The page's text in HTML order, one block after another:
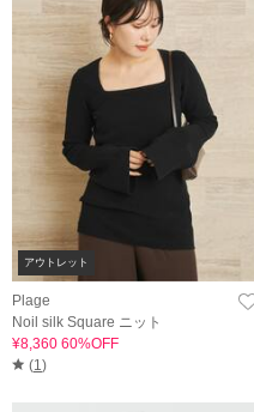
アウトレット
Plage
Noil silk Square ニット
¥8,360 60%OFF
(1)